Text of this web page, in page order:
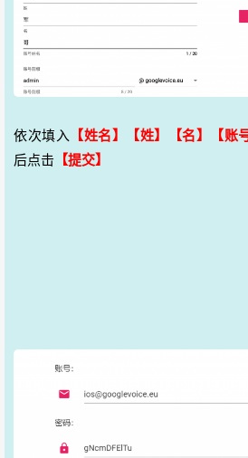
依次填入 【姓名】【姓】【名】【账
后点击 【提交】